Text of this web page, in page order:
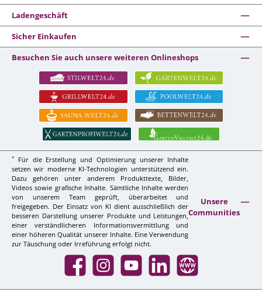
Ladengeschäft
Sicher Einkaufen
Besuchen Sie auch unsere weiteren Onlineshops
*
Für die Erstellung und Optimierung unserer Inhalte
setzen wir moderne KI-Technologien unterstützend ein.
Dazu gehören unter anderem Produkttexte, Bilder,
Videos sowie grafische Inhalte. Sämtliche Inhalte werden
von unserem Team geprüft, überarbeitet und
freigegeben. Der Einsatz von KI dient ausschließlich der
besseren Darstellung unserer Produkte und Leistungen,
einer verständlicheren Informationsvermittlung und
einer höheren Qualität unserer Inhalte. Eine Verwendung
zur Täuschung oder Irreführung erfolgt nicht.
Unsere
Communities
Facebook InstagramYouTube LinkedIn Website